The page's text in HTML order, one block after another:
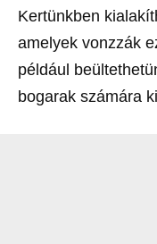
Kertünkben
amelyek vonzzák
például
bogarak számára